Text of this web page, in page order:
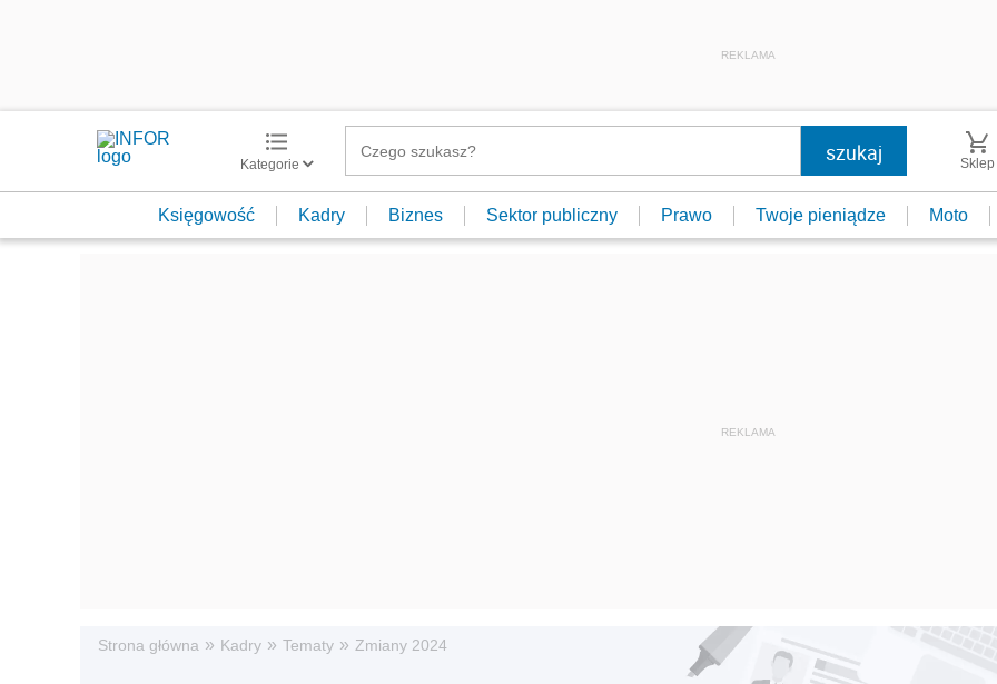
REKLAMA
Kategorie Sklep
Księgowość Kadry Biznes Sektor publiczny Prawo Twoje pieniądze Moto
Strona główna » Kadry » Tematy » Zmiany 2024